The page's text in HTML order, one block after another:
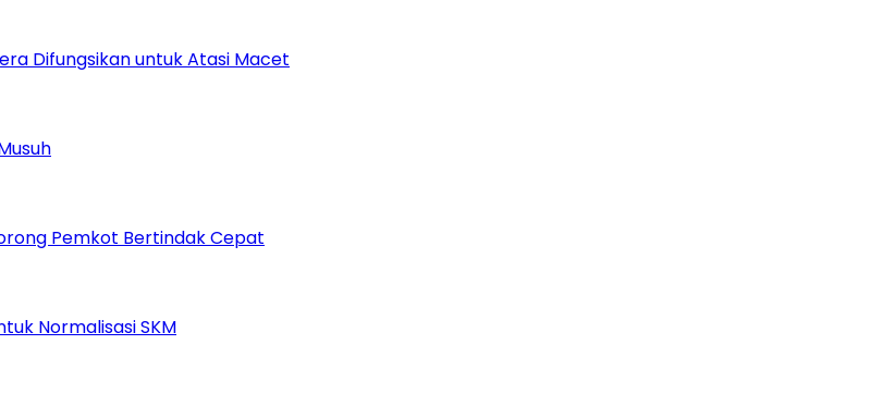
Difungsikan untuk Atasi Macet
Pemkot Bertindak Cepat
Normalisasi SKM